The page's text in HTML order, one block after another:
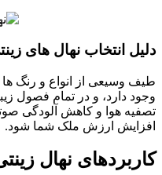
دلیل انتخاب نهال های
طیف وسیعی از انواع و رنگ
وجود دارد، و در تمام فصول
تصفیه هوا و کاهش آلودگی
افزایش ارزش ملک شما شود.
کاربردهای نهال